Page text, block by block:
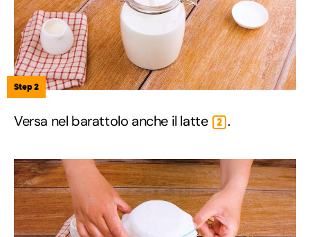
Step 2
Versa nel barattolo anche il latte 2 .